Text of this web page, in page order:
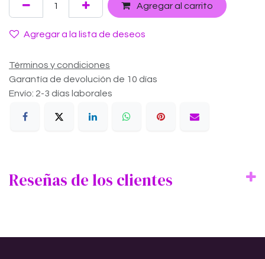
Agregar al carrito
Agregar a la lista de deseos
Términos y condiciones
Garantía de devolución de 10 días
Envío: 2-3 días laborales
Reseñas de los clientes